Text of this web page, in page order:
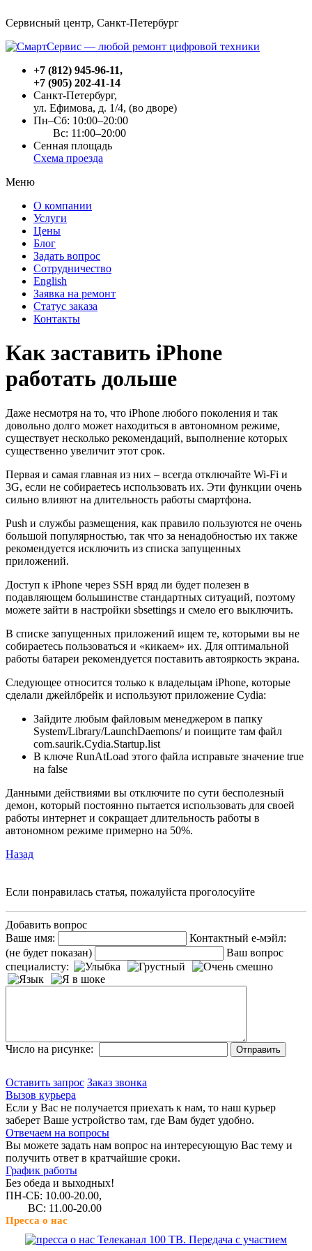
Сервисный центр, Cанкт-Петербург
+7 (812) 945-96-11,
+7 (905) 202-41-14
Санкт-Петербург,
ул. Ефимова, д. 1/4, (во дворе)
Пн–Сб: 10:00–20:00
Вс: 11:00–20:00
Сенная площадь
Схема проезда
Меню
О компании
Услуги
Цены
Блог
Задать вопрос
Сотрудничество
English
Заявка на ремонт
Статус заказа
Контакты
Как заставить iPhone
работать дольше
Даже несмотря на то, что iPhone любого поколения и так
довольно долго может находиться в автономном режиме,
существует несколько рекомендаций, выполнение которых
существенно увеличит этот срок.
Первая и самая главная из них – всегда отключайте Wi-Fi и
3G, если не собираетесь использовать их. Эти функции очень
сильно влияют на длительность работы смартфона.
Push и службы размещения, как правило пользуются не очень
большой популярностью, так что за ненадобностью их также
рекомендуется исключить из списка запущенных
приложений.
Доступ к iPhone через SSH вряд ли будет полезен в
подавляющем большинстве стандартных ситуаций, поэтому
можете зайти в настройки sbsettings и смело его выключить.
В списке запущенных приложений ищем те, которыми вы не
собираетесь пользоваться и «кикаем» их. Для оптимальной
работы батареи рекомендуется поставить автояркость экрана.
Следующее относится только к владельцам iPhone, которые
сделали джейлбрейк и используют приложение Cydia:
Зайдите любым файловым менеджером в папку
System/Library/LaunchDaemons/ и поищите там файл
com.saurik.Cydia.Startup.list
В ключе RunAtLoad этого файла исправьте значение true
на false
Данными действиями вы отключите по сути бесполезный
демон, который постоянно пытается использовать для своей
работы интернет и сокращает длительность работы в
автономном режиме примерно на 50%.
Назад
Если понравилась статья, пожалуйста проголосуйте
Добавить вопрос
Ваше имя:
Контактный е-мэйл:
(не будет показан)
Ваш вопрос
специалисту:
Число на рисунке:
Оставить запрос Заказ звонка
Вызов курьера
Если у Вас не получается приехать к нам, то наш курьер
заберет Ваше устройство там, где Вам будет удобно.
Отвечаем на вопросы
Вы можете задать нам вопрос на интересующую Вас тему и
получить ответ в кратчайшие сроки.
График работы
Без обеда и выходных!
ПН-СБ: 10.00-20.00,
ВС: 11.00-20.00
Пресса о нас
Телеканал 100 ТВ. Передача с участием